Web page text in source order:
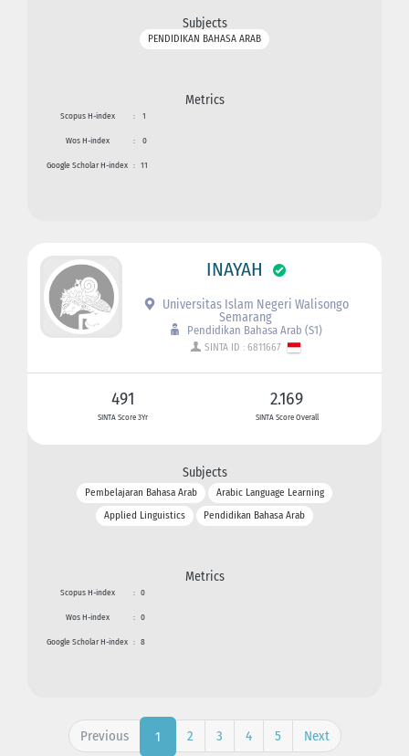
Subjects
PENDIDIKAN BAHASA ARAB
Metrics
Scopus H-index : 1
Wos H-index : 0
Google Scholar H-index : 11
INAYAH
Universitas Islam Negeri Walisongo
Semarang
Pendidikan Bahasa Arab (S1)
SINTA ID : 6811667
491
SINTA Score 3Yr
2.169
SINTA Score Overall
Subjects
Pembelajaran Bahasa Arab
Arabic Language Learning
Applied Linguistics
Pendidikan Bahasa Arab
Metrics
Scopus H-index : 0
Wos H-index : 0
Google Scholar H-index : 8
Previous 1 2 3 4 5 Next